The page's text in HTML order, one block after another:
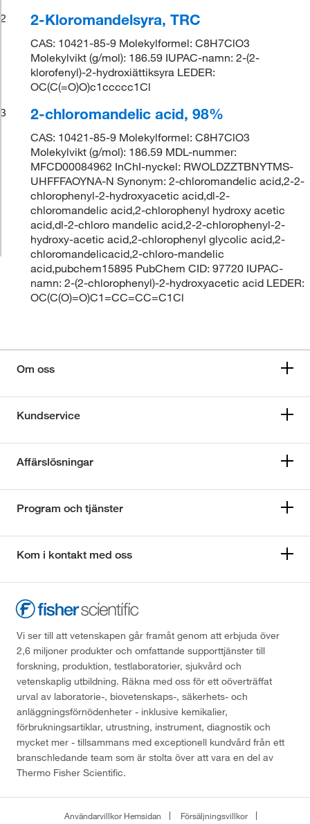
2
2-Kloromandelsyra, TRC
CAS: 10421-85-9 Molekylformel: C8H7ClO3
Molekylvikt (g/mol): 186.59 IUPAC-namn: 2-(2-
klorofenyl)-2-hydroxiättiksyra LEDER:
OC(C(=O)O)c1ccccc1Cl
3
2-chloromandelic acid, 98%
CAS: 10421-85-9 Molekylformel: C8H7ClO3
Molekylvikt (g/mol): 186.59 MDL-nummer:
MFCD00084962 InChI-nyckel: RWOLDZZTBNYTMS-
UHFFFAOYNA-N Synonym: 2-chloromandelic acid,2-2-
chlorophenyl-2-hydroxyacetic acid,dl-2-
chloromandelic acid,2-chlorophenyl hydroxy acetic
acid,dl-2-chloro mandelic acid,2-2-chlorophenyl-2-
hydroxy-acetic acid,2-chlorophenyl glycolic acid,2-
chloromandelicacid,2-chloro-mandelic
acid,pubchem15895 PubChem CID: 97720 IUPAC-
namn: 2-(2-chlorophenyl)-2-hydroxyacetic acid LEDER:
OC(C(O)=O)C1=CC=CC=C1Cl
Om oss
Kundservice
Affärslösningar
Program och tjänster
Kom i kontakt med oss
Vi ser till att vetenskapen går framåt genom att erbjuda över
2,6 miljoner produkter och omfattande supporttjänster till
forskning, produktion, testlaboratorier, sjukvård och
vetenskaplig utbildning. Räkna med oss för ett oöverträffat
urval av laboratorie-, biovetenskaps-, säkerhets- och
anläggningsförnödenheter - inklusive kemikalier,
förbrukningsartiklar, utrustning, instrument, diagnostik och
mycket mer - tillsammans med exceptionell kundvård från ett
branschledande team som är stolta över att vara en del av
Thermo Fisher Scientific.
Användarvillkor Hemsidan Försäljningsvillkor